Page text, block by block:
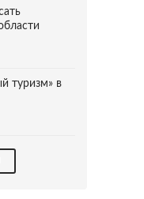
туризм» в